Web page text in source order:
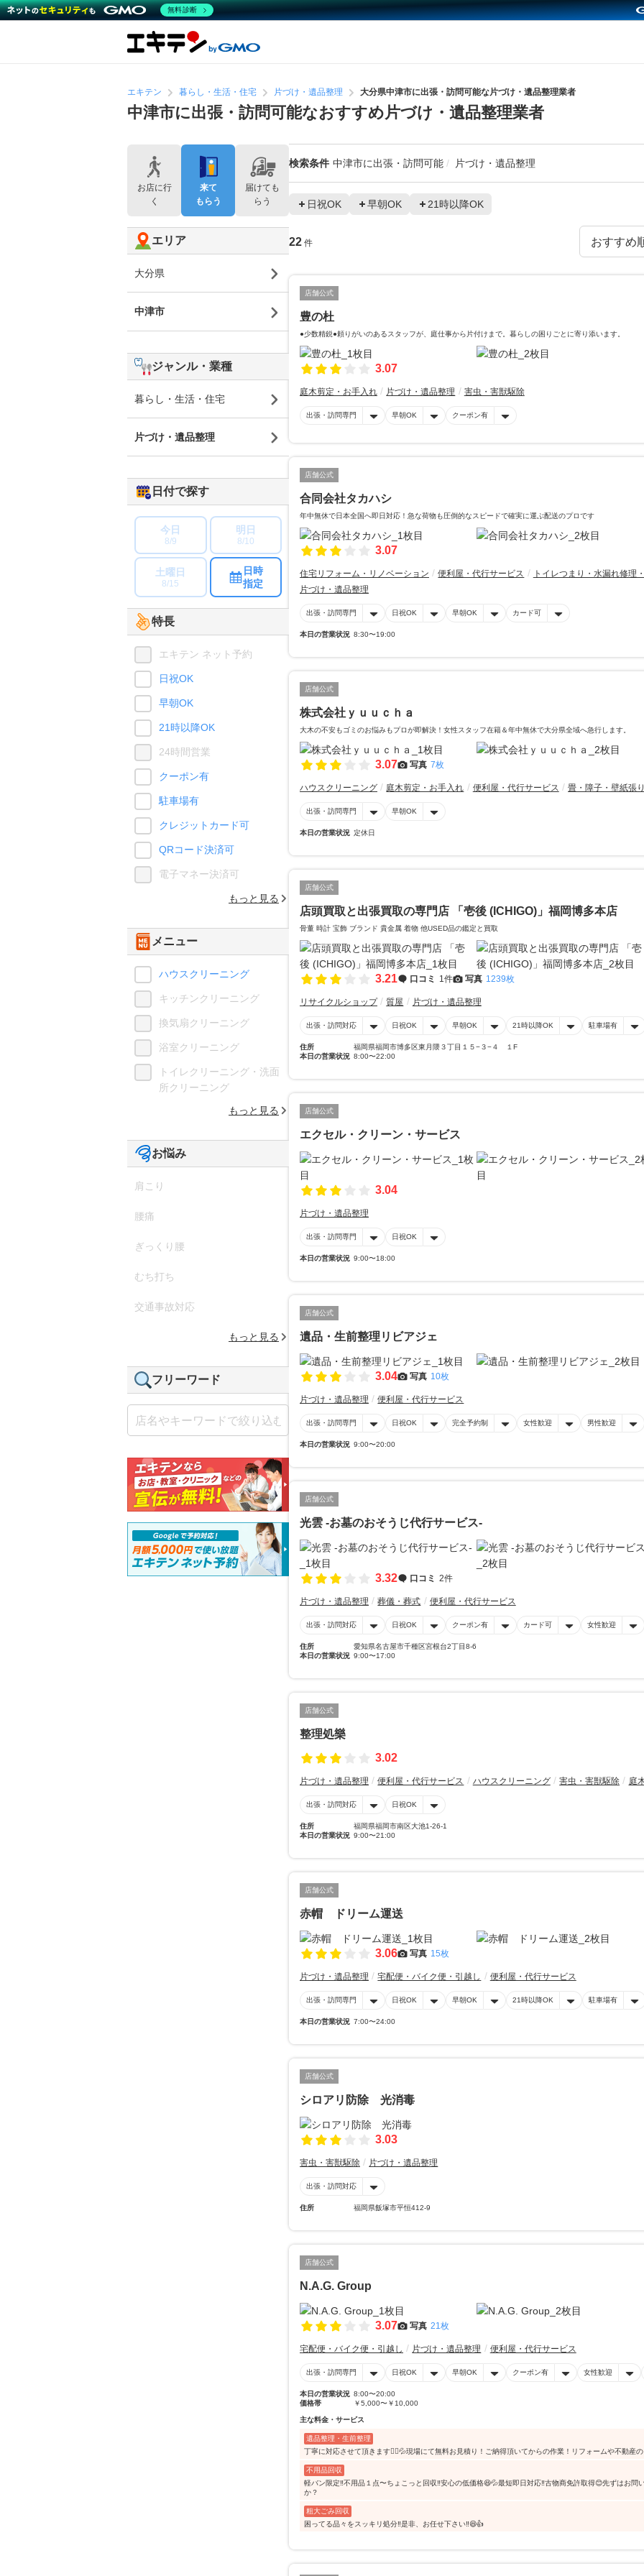
エキテン 暮らし・生活・住宅 片づけ・遺品整理 大分県中津市に出張・訪問可能な片づけ・遺品整理業者
中津市に出張・訪問可能なおすすめ片づけ・遺品整理業者
検索条件 中津市に出張・訪問可能 片づけ・遺品整理
日祝OK 早朝OK 21時以降OK
22 件
店舗公式
豊の杜
●少数精鋭●頼りがいのあるスタッフが、庭仕事から片付けまで。暮らしの困りごとに寄り添います。
3.07
庭木剪定・お手入れ 片づけ・遺品整理 害虫・害獣駆除
出張・訪問専門 早朝OK クーポン有
店舗公式
合同会社タカハシ
年中無休で日本全国へ即日対応！急な荷物も圧倒的なスピードで確実に運ぶ配送のプロです
3.07
住宅リフォーム・リノベーション 便利屋・代行サービス
トイレつまり・水漏れ修理
片づけ・遺品整理
出張・訪問専門 日祝OK 早朝OK カード可
本日の営業状況 8:30〜19:00
店舗公式
株式会社ｙｕｕｃｈａ
大木の不安もゴミのお悩みもプロが即解決！女性スタッフ在籍＆年中無休で大分県全域へ急行します。
3.07 写真 7枚
ハウスクリーニング 庭木剪定・お手入れ 便利屋・代行サービス 畳・障子・壁紙張
出張・訪問専門 早朝OK
本日の営業状況 定休日
店舗公式
店頭買取と出張買取の専門店 「壱後 (ICHIGO)」福岡博多本店
骨董 時計 宝飾 ブランド 貴金属 着物 他USED品の鑑定と買取
3.21 口コミ 1件 写真 1239枚
リサイクルショップ 質屋 片づけ・遺品整理
出張・訪問対応 日祝OK 早朝OK 21時以降OK 駐車場有
住所
福岡県福岡市博多区東月隈３丁目１５−３−４ １F
本日の営業状況 8:00〜22:00
店舗公式
エクセル・クリーン・サービス
3.04
片づけ・遺品整理
出張・訪問専門 日祝OK
本日の営業状況 9:00〜18:00
店舗公式
遺品・生前整理リビアジェ
3.04 写真 10枚
片づけ・遺品整理 便利屋・代行サービス
出張・訪問専門 日祝OK 完全予約制 女性歓迎 男性歓迎
本日の営業状況 9:00〜20:00
店舗公式
光雲 -お墓のおそうじ代行サービス-
3.32 口コミ 2件
片づけ・遺品整理 葬儀・葬式 便利屋・代行サービス
出張・訪問対応 日祝OK クーポン有 カード可 女性歓迎
住所
愛知県名古屋市千種区宮根台2丁目8-6
本日の営業状況 9:00〜17:00
店舗公式
整理処樂
3.02
片づけ・遺品整理 便利屋・代行サービス ハウスクリーニング 害虫・害獣駆除 庭
出張・訪問対応 日祝OK
住所
福岡県福岡市南区大池1-26-1
本日の営業状況 9:00〜21:00
店舗公式
赤帽 ドリーム運送
3.06 写真 15枚
片づけ・遺品整理 宅配便・バイク便・引越し 便利屋・代行サービス
出張・訪問専門 日祝OK 早朝OK 21時以降OK 駐車場有
本日の営業状況 7:00〜24:00
店舗公式
シロアリ防除 光消毒
3.03
害虫・害獣駆除 片づけ・遺品整理
出張・訪問対応
住所 福岡県飯塚市平恒412-9
店舗公式
N.A.G. Group
3.07 写真 21枚
宅配便・バイク便・引越し 片づけ・遺品整理 便利屋・代行サービス
出張・訪問専門 日祝OK 早朝OK クーポン有 女性歓迎
本日の営業状況 8:00〜20:00
価格帯
￥5,000〜￥10,000
主な料金・サービス
遺品整理・生前整理
丁寧に対応させて頂きます🙇‍♀️💦現場にて無料お見積り！ご納得頂いてからの作業！リフォームや不動産
不用品回収
軽バン限定‼️不用品１点〜ちょこっと回収‼️安心の低価格😆💦最短即日対応‼️古物商免許取得😊先ずはお問
か？
粗大ごみ回収
困ってる品々をスッキリ処分‼️是非、お任せ下さい‼️😆👍
お店に行
く
来て
もらう
届けても
らう
エリア
大分県
中津市
ジャンル・業種
暮らし・生活・住宅
片づけ・遺品整理
日付で探す
今日
8/9
明日
8/10
土曜日
8/15
日時
指定
特長
エキテン ネット予約
日祝OK
早朝OK
21時以降OK
24時間営業
クーポン有
駐車場有
クレジットカード可
QRコード決済可
電子マネー決済可
もっと見る
メニュー
ハウスクリーニング
キッチンクリーニング
換気扇クリーニング
浴室クリーニング
トイレクリーニング・洗面
所クリーニング
もっと見る
お悩み
肩こり
腰痛
ぎっくり腰
むち打ち
交通事故対応
もっと見る
フリーワード
無料診断